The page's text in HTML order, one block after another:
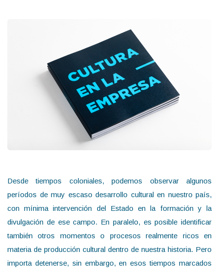
Desde tiempos coloniales, podemos observar algunos
períodos de muy escaso desarrollo cultural en nuestro país,
con mínima intervención del Estado en la formación y la
divulgación de ese campo. En paralelo, es posible identificar
también otros momentos o procesos realmente ricos en
materia de producción cultural dentro de nuestra historia. Pero
importa detenerse, sin embargo, en esos tiempos marcados